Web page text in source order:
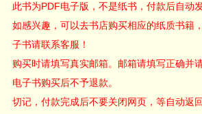
此书为PDF电子版，不是纸书，付款后自动
如感兴趣，可以去书店购买相应的纸质书籍
子书请联系客服！
购买时请填写真实邮箱。邮箱请填写正确并
电子书购买后不予退款。
切记，付款完成后不要关闭网页，等自动返